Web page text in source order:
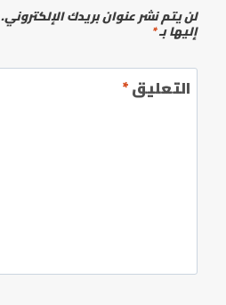
لن يتم نشر عنوان بريدك الإلكتروني.
إليها بـ*
التعليق*